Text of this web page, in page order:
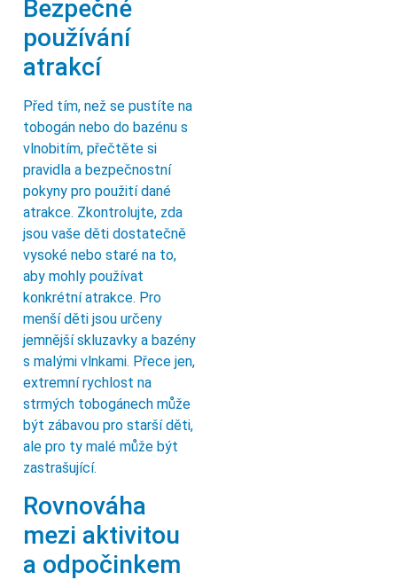
Bezpečné
používání
atrakcí
Před tím, než se pustíte na
tobogán nebo do bazénu s
vlnobitím, přečtěte si
pravidla a bezpečnostní
pokyny pro použití dané
atrakce. Zkontrolujte, zda
jsou vaše děti dostatečně
vysoké nebo staré na to,
aby mohly používat
konkrétní atrakce. Pro
menší děti jsou určeny
jemnější skluzavky a bazény
s malými vlnkami. Přece jen,
extremní rychlost na
strmých tobogánech může
být zábavou pro starší děti,
ale pro ty malé může být
zastrašující.
Rovnováha
mezi aktivitou
a odpočinkem